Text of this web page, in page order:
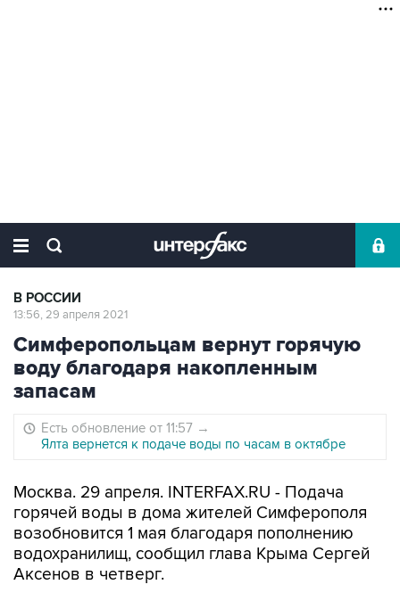
В РОССИИ
13:56, 29 апреля 2021
Симферопольцам вернут горячую
воду благодаря накопленным
запасам
Есть обновление от 11:57 →
Ялта вернется к подаче воды по часам в октябре
Москва. 29 апреля. INTERFAX.RU - Подача
горячей воды в дома жителей Симферополя
возобновится 1 мая благодаря пополнению
водохранилищ, сообщил глава Крыма Сергей
Аксенов в четверг.